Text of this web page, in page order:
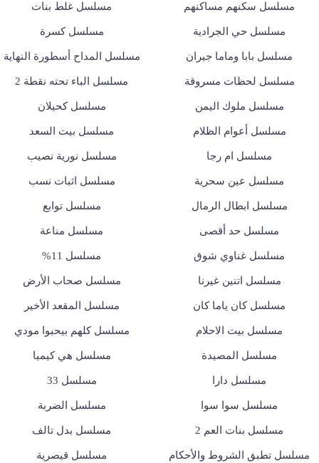
مسلسل سكنهم مساكنهم مسلسل غلط بنات
مسلسل حي الجرادية مسلسل كسرة
مسلسل بابا وماما جيران مسلسل المداح أسطورة النهاية
مسلسل لحظات مسروقة مسلسل الباء تحته نقطة 2
مسلسل ملوك اليمن مسلسل كحيلان
مسلسل أعوام الظلام مسلسل بيت السعد
مسلسل ام رجا مسلسل نورية نصيب
مسلسل عين سحرية مسلسل اثبات نسب
مسلسل ابطال الرمال مسلسل توابع
مسلسل حد أقصى مسلسل مناعة
مسلسل غناوي شوق مسلسل 11%
مسلسل اتنين غيرنا مسلسل صحاب الأرض
مسلسل كان ياما كان مسلسل المقعد الأخير
مسلسل بيت الاحلام مسلسل كلهم بيحبوا مودي
مسلسل المصيدة مسلسل هي كيميا
مسلسل دارا مسلسل 33
مسلسل سوا سوا مسلسل الضربة
مسلسل بنات العم 2 مسلسل بدل تالف
مسلسل تطبق الشروط والأحكام مسلسل قيصرية